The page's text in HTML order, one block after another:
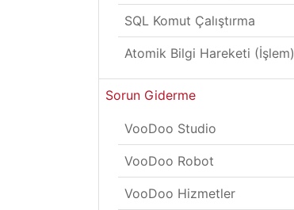
SQL Komut Çalıştırma
Atomik Bilgi Hareketi (İşlem)
Sorun Giderme
VooDoo Studio
VooDoo Robot
VooDoo Hizmetler